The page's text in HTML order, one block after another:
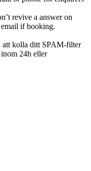
revive a answer on
if booking.
att kolla ditt SPAM-filter
24h eller